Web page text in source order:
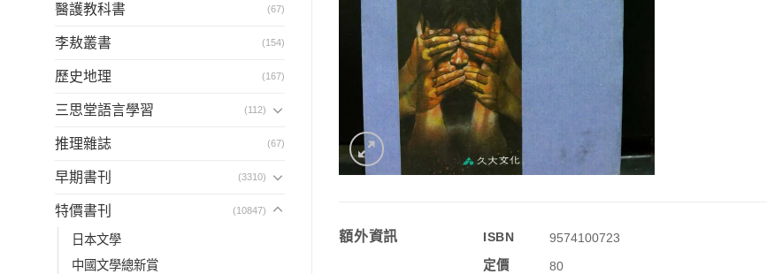
醫護教科書 (67)
李敖叢書 (154)
歷史地理 (167)
三思堂語言學習 (112)
推理雜誌 (67)
早期書刊 (3310)
特價書刊 (10847)
日本文學
中國文學總新賞
額外資訊 ISBN
9574100723
定價
80